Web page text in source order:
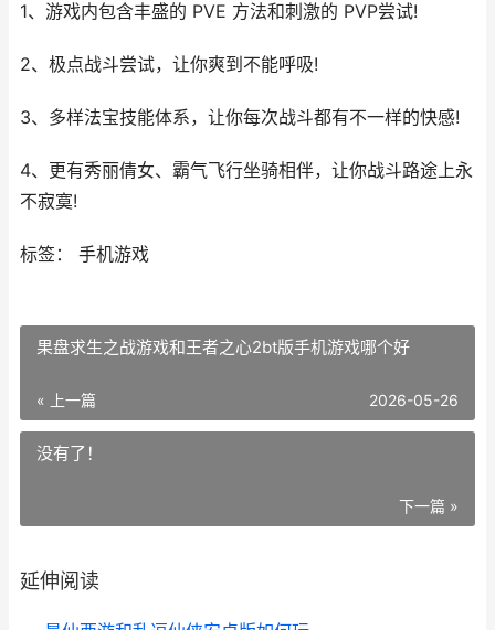
1、游戏内包含丰盛的 PVE 方法和刺激的 PVP尝试!
2、极点战斗尝试，让你爽到不能呼吸!
3、多样法宝技能体系，让你每次战斗都有不一样的快感!
4、更有秀丽倩女、霸气飞行坐骑相伴，让你战斗路途上永
不寂寞!
标签： 手机游戏
果盘求生之战游戏和王者之心2bt版手机游戏哪个好
« 上一篇 2026-05-26
没有了！
下一篇 »
延伸阅读